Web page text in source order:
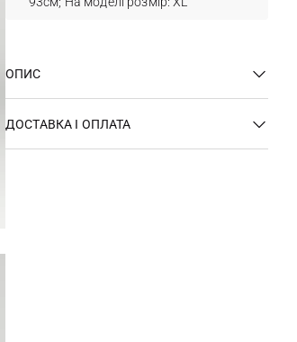
ОПИС
ДОСТАВКА І ОПЛАТА